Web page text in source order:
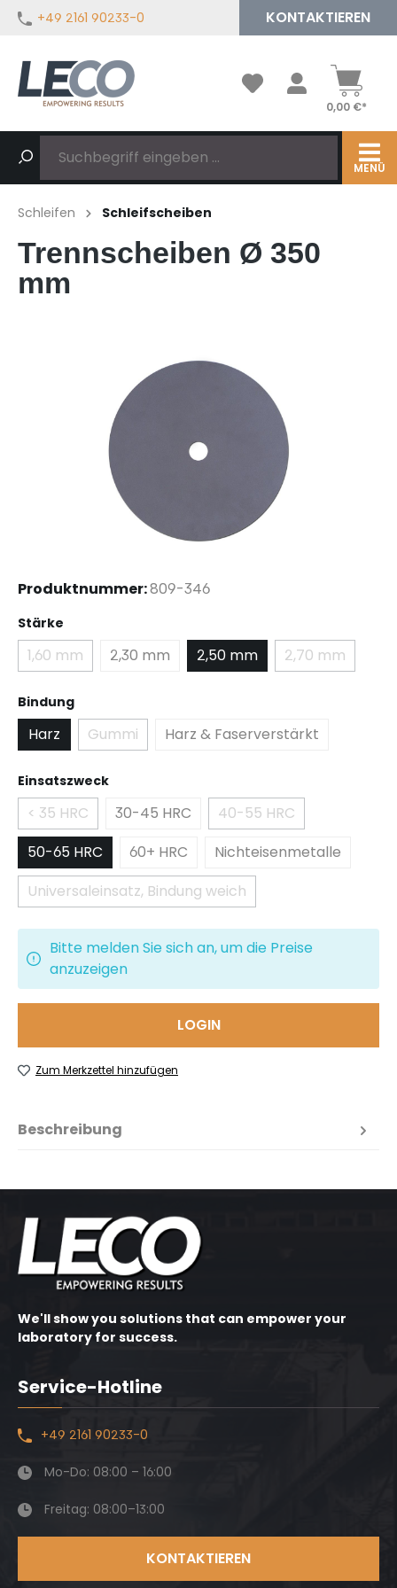
springen
+49 2161 90233-0 KONTAKTIEREN
MENÜ
0,00 €*
Schleifen Schleifscheiben
Trennscheiben Ø 350
mm
Bildergalerie überspringen
Produktnummer:809-346
Stärke
1,60 mm(Diese Option ist zurzeit nicht verfügbar.)
2,30 mm 2,50 mm 2,70 mm
(Diese
Bindungauswählen
Harz Gummi(Diese Option ist zurzeit nicht verfügbar.)
Harz & Faserverstärkt
Einsatszweckauswählen
< 35 HRC(Diese Option ist zurzeit nicht verfügbar.)
30-45 HRC 40-55 HRC(Diese Option ist
50-65 HRC 60+ HRC
Nichteisenmetalle
Universaleinsatz, Bindung weich(Diese Option ist zurzeit nicht verfügbar.)
Bitte melden Sie sich an, um die Preise
anzuzeigen
LOGIN
Zum Merkzettel hinzufügen
Beschreibung
We'll show you solutions that can empower your
laboratory for success.
Service-Hotline
+49 2161 90233-0
Mo-Do: 08:00 – 16:00
Freitag: 08:00–13:00
KONTAKTIEREN